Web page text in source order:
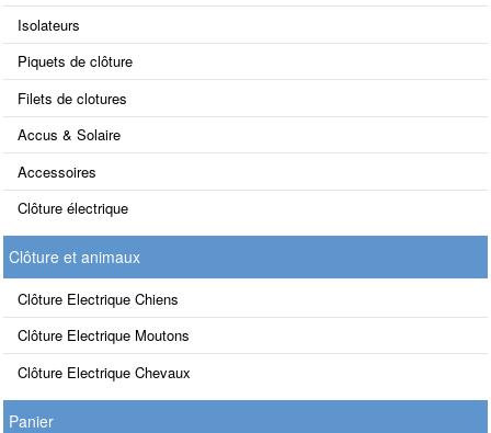
Isolateurs
Piquets de clôture
Filets de clotures
Accus & Solaire
Accessoires
Clôture électrique
Clôture et animaux
Clôture Electrique Chiens
Clôture Electrique Moutons
Clôture Electrique Chevaux
Panier